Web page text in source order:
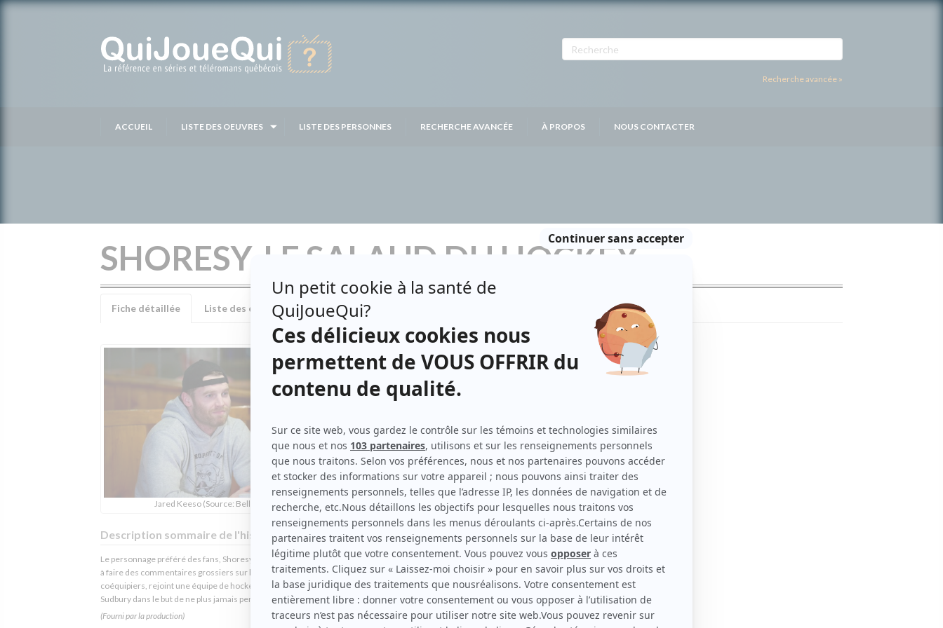
Recherche avancée »
ACCUEIL LISTE DES OEUVRES LISTE DES PERSONNES RECHERCHE AVANCÉE À PROPOS NOUS CONTACTER
SHORESY, LE SALAUD DU HOCKEY
Fiche détaillée Liste des épisodes
Jared Keeso (Source: Bell Média)
Description sommaire de l'histoire
Le personnage préféré des fans, Shoresy, qui passe son temps
à faire des commentaires grossiers sur les mères de ses
coéquipiers, rejoint une équipe de hockey senior AAA à
Sudbury dans le but de ne plus jamais perdre.
(Fourni par la production)
Distribution